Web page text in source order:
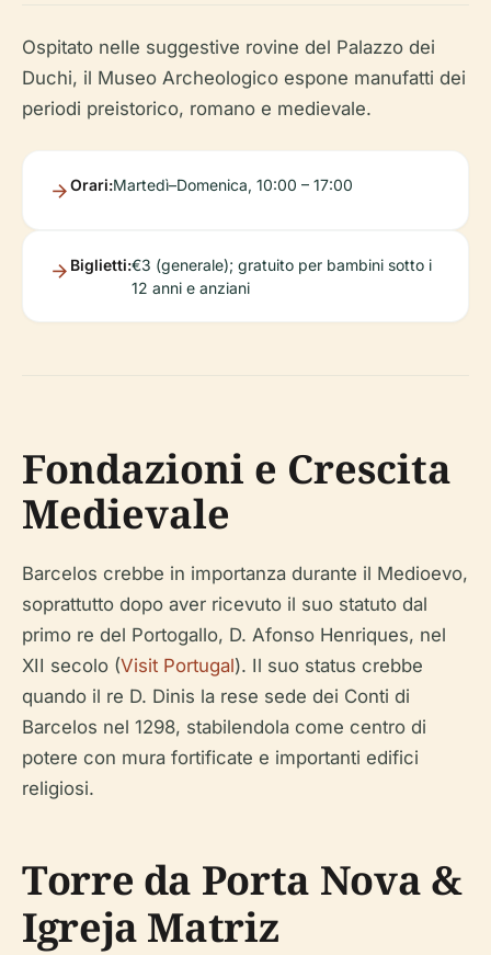
Ospitato nelle suggestive rovine del Palazzo dei
Duchi, il Museo Archeologico espone manufatti dei
periodi preistorico, romano e medievale.
Orari:Martedì–Domenica, 10:00 – 17:00
Biglietti:€3 (generale); gratuito per bambini sotto i
12 anni e anziani
Fondazioni e Crescita
Medievale
Barcelos crebbe in importanza durante il Medioevo,
soprattutto dopo aver ricevuto il suo statuto dal
primo re del Portogallo, D. Afonso Henriques, nel
XII secolo (Visit Portugal). Il suo status crebbe
quando il re D. Dinis la rese sede dei Conti di
Barcelos nel 1298, stabilendola come centro di
potere con mura fortificate e importanti edifici
religiosi.
Torre da Porta Nova &
Igreja Matriz